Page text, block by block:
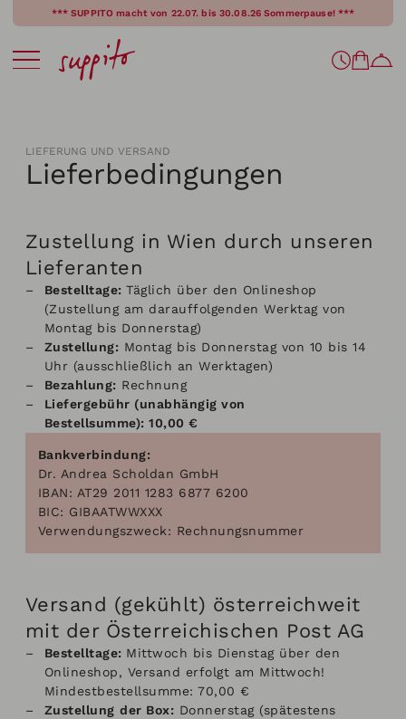
*** SUPPITO macht von 22.07. bis 30.08.26 Sommerpause! ***
info@suppito.at|+43 664 213 91 09
shop & go:
lunch & go:
Mo – Do: 11:30 – 14:30 Uhr
Ab Mo, 31.08., sind wir dann wieder wie gewohnt für
Euch da!
LIEFERUNG UND VERSAND
Lieferbedingungen
Zustellung in Wien durch unseren
Lieferanten
Bestelltage:Täglich über den Onlineshop
(Zustellung am darauffolgenden Werktag von
Montag bis Donnerstag)
Zustellung: Montag bis Donnerstag von 10 bis 14
Uhr (ausschließlich an Werktagen)
Bezahlung: Rechnung
Liefergebühr (unabhängig von
Bestellsumme): 10,00 €
Bankverbindung:
Dr. Andrea Scholdan GmbH
IBAN: AT29 2011 1283 6877 6200
BIC: GIBAATWWXXX
Verwendungszweck: Rechnungsnummer
Versand (gekühlt) österreichweit
mit der Österreichischen Post AG
Bestelltage: Mittwoch bis Dienstag über den
Onlineshop, Versand erfolgt am Mittwoch!
Mindestbestellsumme: 70,00 €
Zustellung der Box: Donnerstag (spätestens